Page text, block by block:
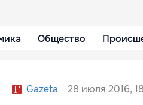
Общество
Gazeta 28 июля 2016,